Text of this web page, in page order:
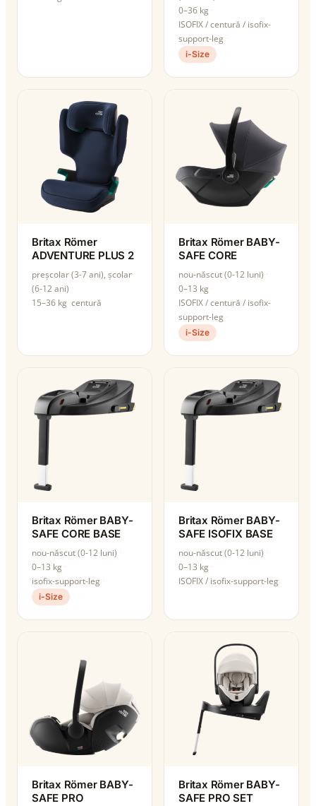
0–36 kg
ISOFIX / centură / isofix-
support-leg
i-Size
Britax Römer
ADVENTURE PLUS 2
preșcolar (3-7 ani), școlar
(6-12 ani)
15–36 kg centură
Britax Römer BABY-
SAFE CORE
nou-născut (0-12 luni)
0–13 kg
ISOFIX / centură / isofix-
support-leg
i-Size
Britax Römer BABY-
SAFE CORE BASE
nou-născut (0-12 luni)
0–13 kg
isofix-support-leg
i-Size
Britax Römer BABY-
SAFE ISOFIX BASE
nou-născut (0-12 luni)
0–13 kg
ISOFIX / isofix-support-leg
Britax Römer BABY-
SAFE PRO
Britax Römer BABY-
SAFE PRO SET